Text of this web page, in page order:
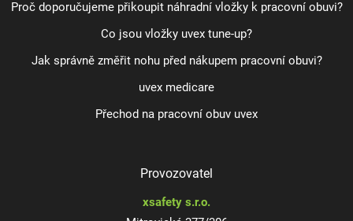
Proč doporučujeme přikoupit náhradní vložky k pracovní obuvi?
Co jsou vložky uvex tune-up?
Jak správně změřit nohu před nákupem pracovní obuvi?
uvex medicare
Přechod na pracovní obuv uvex
Provozovatel
xsafety s.r.o.